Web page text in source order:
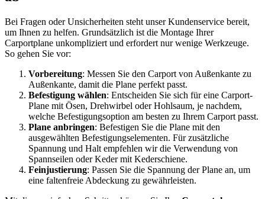
Bei Fragen oder Unsicherheiten steht unser Kundenservice bereit,
um Ihnen zu helfen. Grundsätzlich ist die Montage Ihrer
Carportplane unkompliziert und erfordert nur wenige Werkzeuge.
So gehen Sie vor:
Vorbereitung: Messen Sie den Carport von Außenkante zu
Außenkante, damit die Plane perfekt passt.
Befestigung wählen: Entscheiden Sie sich für eine Carport-
Plane mit Ösen, Drehwirbel oder Hohlsaum, je nachdem,
welche Befestigungsoption am besten zu Ihrem Carport passt.
Plane anbringen: Befestigen Sie die Plane mit den
ausgewählten Befestigungselementen. Für zusätzliche
Spannung und Halt empfehlen wir die Verwendung von
Spannseilen oder Keder mit Kederschiene.
Feinjustierung: Passen Sie die Spannung der Plane an, um
eine faltenfreie Abdeckung zu gewährleisten.